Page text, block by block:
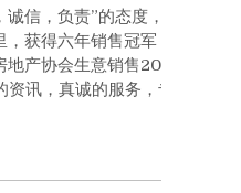
信，负责”的态度，不单是
，获得六年销售冠军，并
产协会生意销售2017年
讯，真诚的服务，专业的指